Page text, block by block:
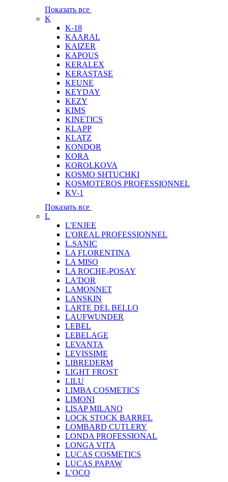
Показать все
K
K-18
KAARAL
KAIZER
KAPOUS
KERALEX
KERASTASE
KEUNE
KEYDAY
KEZY
KIMS
KINETICS
KLAPP
KLATZ
KONDOR
KORA
KOROLKOVA
KOSMO SHTUCHKI
KOSMOTEROS PROFESSIONNEL
KV-1
Показать все
L
L'ENJEE
L'OREAL PROFESSIONNEL
L.SANIC
LA FLORENTINA
LA MISO
LA ROCHE-POSAY
LA'DOR
LAMONNET
LANSKIN
LARTE DEL BELLO
LAUFWUNDER
LEBEL
LEBELAGE
LEVANTA
LEVISSIME
LIBREDERM
LIGHT FROST
LILU
LIMBA COSMETICS
LIMONI
LISAP MILANO
LOCK STOCK BARREL
LOMBARD CUTLERY
LONDA PROFESSIONAL
LONGA VITA
LUCAS COSMETICS
LUCAS PAPAW
L’OCO